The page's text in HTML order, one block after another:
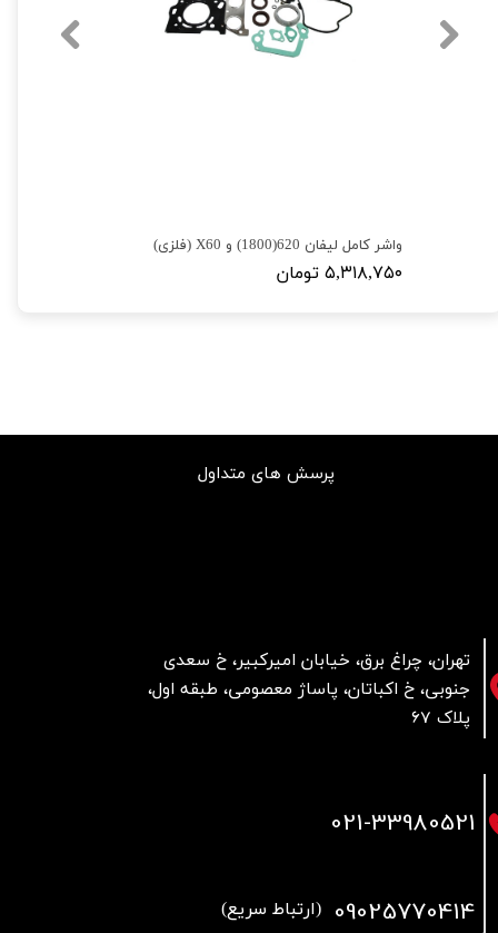
واشر کامل لیفان 620(1800) و X60 (فلزی)
۵,۳۱۸,۷۵۰ تومان
تهران، چراغ برق، خیابان امیرکبیر، خ سعدی
جنوبی، خ اکباتان، پاساژ معصومی، طبقه اول،
پلاک 67
پرسش های متداول
021-33980521
09025770414 (ارتباط سریع)